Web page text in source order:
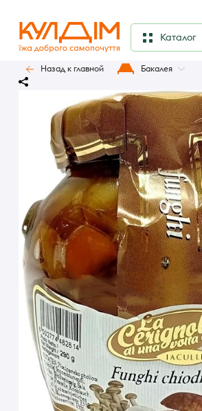
Каталог
Назад к главной Бакалея